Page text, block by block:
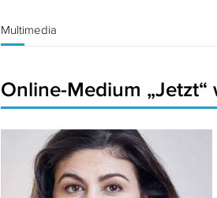
Multimedia
Online-Medium